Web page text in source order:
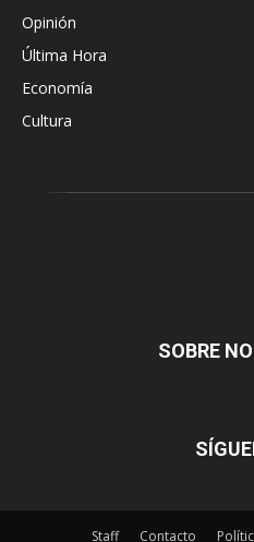
Opinión
Última Hora
Economía
Cultura
SOBRE
Staff Contacto